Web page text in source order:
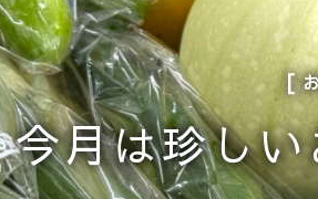
今月は珍し